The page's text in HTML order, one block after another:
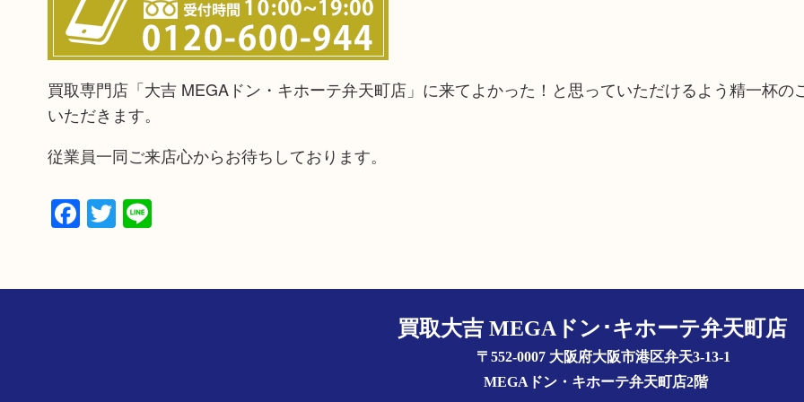
買取専門店「大吉 MEGAドン・キホーテ弁天町店」に来てよかった！と思っていただけるよう精一杯の
いただきます。
従業員一同ご来店心からお待ちしております。
Facebook
Twitter
Line
買取大吉 MEGAドン･キホーテ弁天町店
〒552-0007 大阪府大阪市港区弁天3-13-1
MEGAドン・キホーテ弁天町店2階